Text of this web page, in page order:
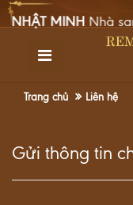
MINHNhà
TRANG CHỦ
GIỚI THIỆU
DỰ ÁN
TIN TỨC
Trang chủ Liên hệ
Gửi thông tin